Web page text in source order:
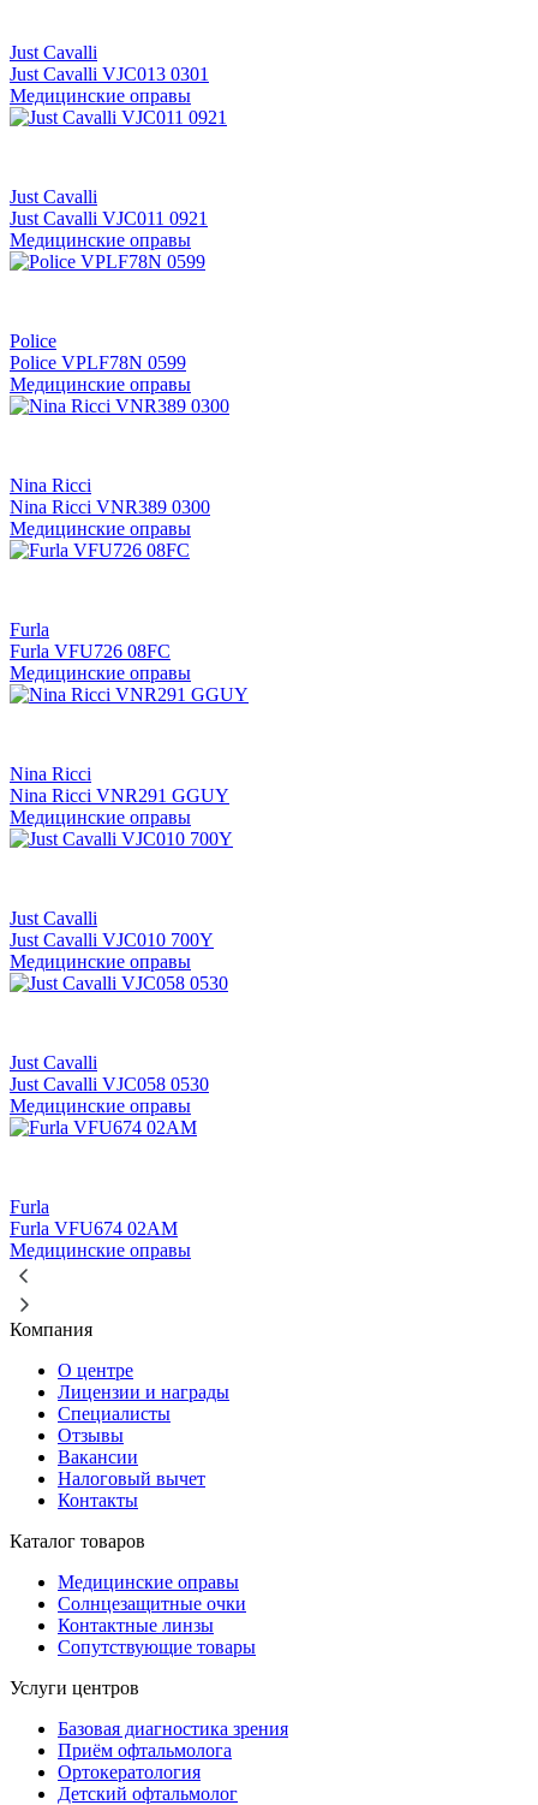
Just Cavalli
Just Cavalli VJC013 0301
Медицинские оправы
Just Cavalli
Just Cavalli VJC011 0921
Медицинские оправы
Police
Police VPLF78N 0599
Медицинские оправы
Nina Ricci
Nina Ricci VNR389 0300
Медицинские оправы
Furla
Furla VFU726 08FC
Медицинские оправы
Nina Ricci
Nina Ricci VNR291 GGUY
Медицинские оправы
Just Cavalli
Just Cavalli VJC010 700Y
Медицинские оправы
Just Cavalli
Just Cavalli VJC058 0530
Медицинские оправы
Furla
Furla VFU674 02AM
Медицинские оправы
Компания
О центре
Лицензии и награды
Специалисты
Отзывы
Вакансии
Налоговый вычет
Контакты
Каталог товаров
Медицинские оправы
Солнцезащитные очки
Контактные линзы
Сопутствующие товары
Услуги центров
Базовая диагностика зрения
Приём офтальмолога
Ортокератология
Детский офтальмолог